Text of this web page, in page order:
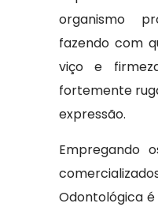
organismo
fazendo com
viço e
fortemente
expressão.
Empregando
Odontológica